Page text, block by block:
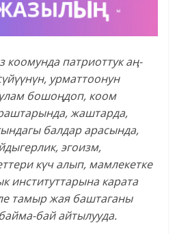
коомунда патриоттук аң-
урматтоонун
улам бошоңдоп, коом
жаштарда,
балдар арасында,
эгоизм,
күч алып, мамлекетке
институттарына карата
тамыр жая баштаганы
бай айтылууда.